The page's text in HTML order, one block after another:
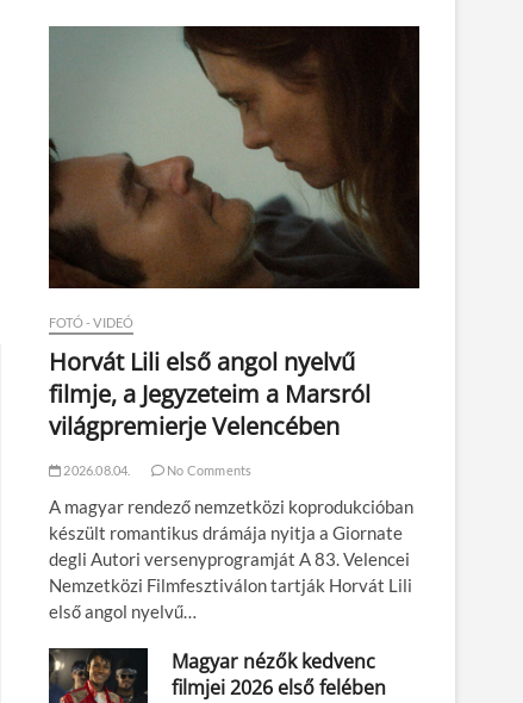
FOTÓ - VIDEÓ
Horvát Lili első angol nyelvű
filmje, a Jegyzeteim a Marsról
világpremierje Velencében
2026.08.04. No Comments
A magyar rendező nemzetközi koprodukcióban
készült romantikus drámája nyitja a Giornate
degli Autori versenyprogramját A 83. Velencei
Nemzetközi Filmfesztiválon tartják Horvát Lili
első angol nyelvű…
Magyar nézők kedvenc
filmjei 2026 első felében